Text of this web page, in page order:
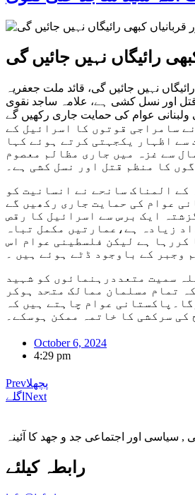
رائیگاں نہیں جائیں گی
نہیں جائیں گی، قائد ملت جعفریہ
اور نسل کشی ہے، علامہ ساجد نقوی
ولبنانی عوام کی حمایت جاری رکھیں گے
نقوی نے سامراجی قوتوں کا اسرائیل کے
اظہار یکجہتی کرتے ہوئے کہا
سے غزہ میں جاری مظالم معصوم
کا منظم قتل اور نسل کشی ہے۔
کے المناک سانحے نے انسانیت کو
عوام کی حمایت جاری رکھیں گے
ایک برس سے اسرائیل کا رقص
زیادہ ہے،عمارتیں مکمل تباہ
کررہا ہے لیکن فلسطینی عوام اس
وجبر کے باوجود ڈٹے ہوئے ہیں ۔
سمیت متعددرہنمائوں کو شہید
تمام مسلمان ممالک متحد ہوکر
عوام چاہتے ہیں کہ
سرکشی کا خاتمہ ممکن ہوسکے۔
October 6, 2024
4:29 pm
Prevپچھلا
اگلے Next
سیاسی اور اجتماعی جد و جهد کا آئینہ